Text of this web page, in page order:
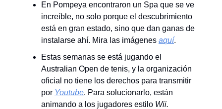
En Pompeya encontraron un Spa que se ve
increíble, no solo porque el descubrimiento
está en gran estado, sino que dan ganas de
instalarse ahí. Mira las imágenes aquí.
Estas semanas se está jugando el
Australian Open de tenis, y la organización
oficial no tiene los derechos para transmitir
por Youtube. Para solucionarlo, están
animando a los jugadores estilo Wii.